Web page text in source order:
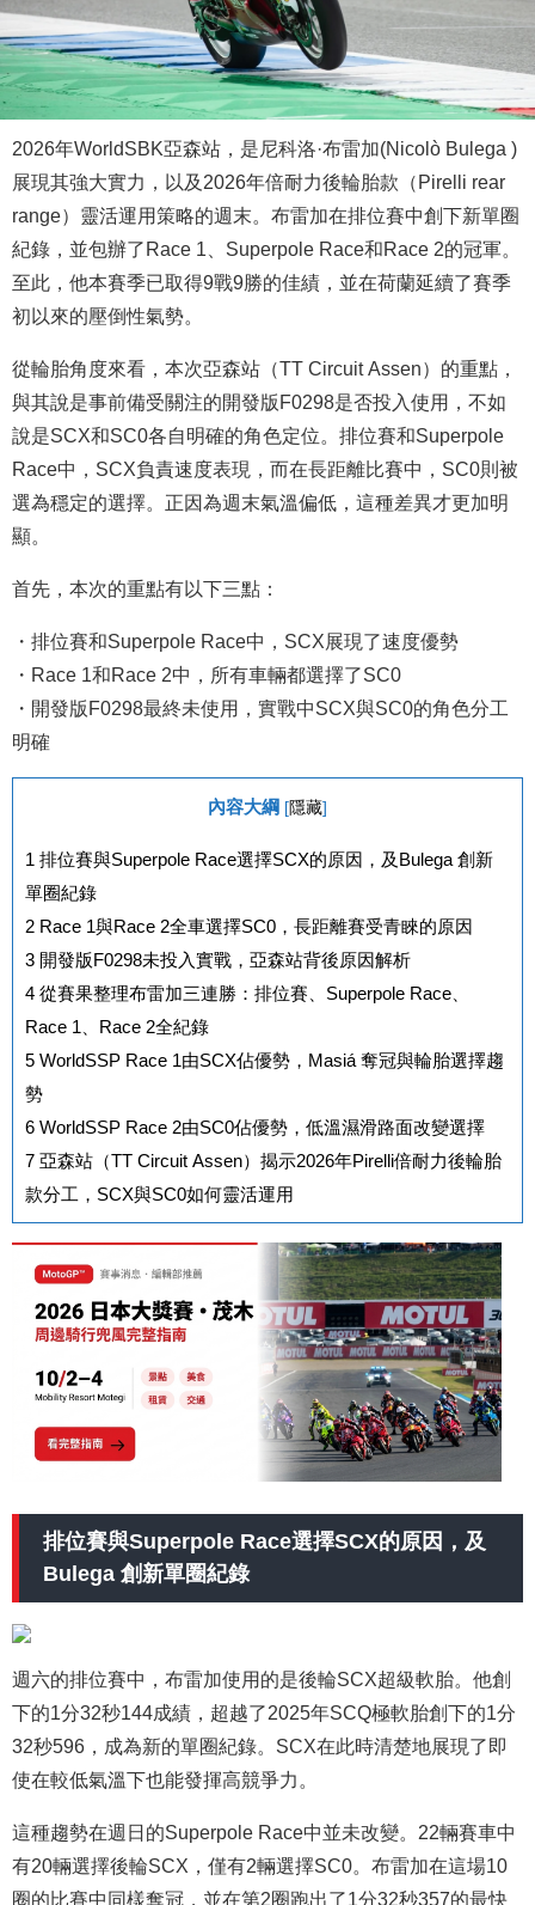
2026年WorldSBK亞森站，是尼科洛·布雷加(Nicolò Bulega )
展現其強大實力，以及2026年倍耐力後輪胎款（Pirelli rear
range）靈活運用策略的週末。布雷加在排位賽中創下新單圈
紀錄，並包辦了Race 1、Superpole Race和Race 2的冠軍。
至此，他本賽季已取得9戰9勝的佳績，並在荷蘭延續了賽季
初以來的壓倒性氣勢。
從輪胎角度來看，本次亞森站（TT Circuit Assen）的重點，
與其說是事前備受關注的開發版F0298是否投入使用，不如
說是SCX和SC0各自明確的角色定位。排位賽和Superpole
Race中，SCX負責速度表現，而在長距離比賽中，SC0則被
選為穩定的選擇。正因為週末氣溫偏低，這種差異才更加明
顯。
首先，本次的重點有以下三點：
・排位賽和Superpole Race中，SCX展現了速度優勢
・Race 1和Race 2中，所有車輛都選擇了SC0
・開發版F0298最終未使用，實戰中SCX與SC0的角色分工
明確
內容大綱 [隱藏]
1 排位賽與Superpole Race選擇SCX的原因，及Bulega 創新
單圈紀錄
2 Race 1與Race 2全車選擇SC0，長距離賽受青睞的原因
3 開發版F0298未投入實戰，亞森站背後原因解析
4 從賽果整理布雷加三連勝：排位賽、Superpole Race、
Race 1、Race 2全紀錄
5 WorldSSP Race 1由SCX佔優勢，Masiá 奪冠與輪胎選擇趨
勢
6 WorldSSP Race 2由SC0佔優勢，低溫濕滑路面改變選擇
7 亞森站（TT Circuit Assen）揭示2026年Pirelli倍耐力後輪胎
款分工，SCX與SC0如何靈活運用
排位賽與Superpole Race選擇SCX的原因，及
Bulega 創新單圈紀錄
週六的排位賽中，布雷加使用的是後輪SCX超級軟胎。他創
下的1分32秒144成績，超越了2025年SCQ極軟胎創下的1分
32秒596，成為新的單圈紀錄。SCX在此時清楚地展現了即
使在較低氣溫下也能發揮高競爭力。
這種趨勢在週日的Superpole Race中並未改變。22輛賽車中
有20輛選擇後輪SCX，僅有2輛選擇SC0。布雷加在這場10
圈的比賽中同樣奪冠，並在第2圈跑出了1分32秒357的最快